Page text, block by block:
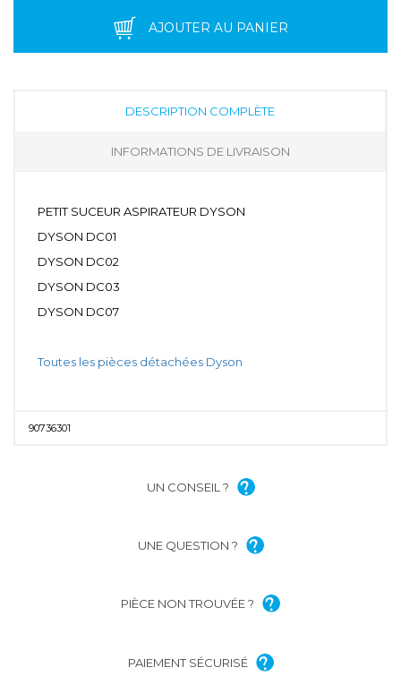
AJOUTER AU PANIER
DESCRIPTION COMPLÈTE
INFORMATIONS DE LIVRAISON
PETIT SUCEUR ASPIRATEUR DYSON
DYSON DC01
DYSON DC02
DYSON DC03
DYSON DC07
Toutes les pièces détachées Dyson
90736301
UN CONSEIL ?
UNE QUESTION ?
PIÈCE NON TROUVÉE ?
PAIEMENT SÉCURISÉ